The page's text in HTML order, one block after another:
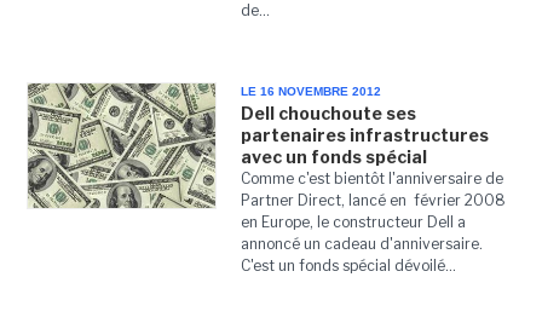
de...
LE 16 NOVEMBRE 2012
Dell chouchoute ses
partenaires infrastructures
avec un fonds spécial
Comme c'est bientôt l'anniversaire de
Partner Direct, lancé en février 2008
en Europe, le constructeur Dell a
annoncé un cadeau d'anniversaire.
C'est un fonds spécial dévoilé...